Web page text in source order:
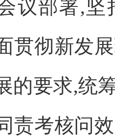
议部署,坚
贯彻新发
的要求,统
责考核问